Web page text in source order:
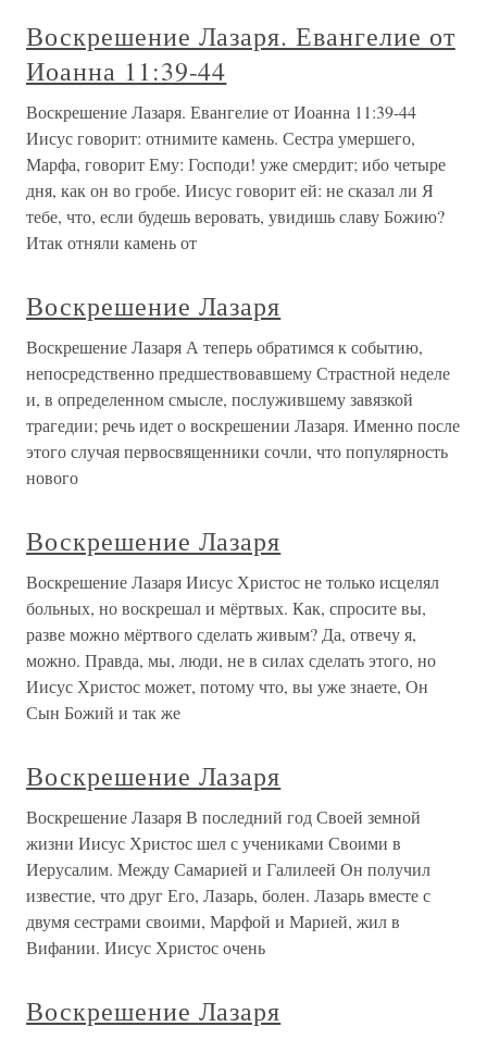
Воскрешение Лазаря. Евангелие от
Иоанна 11:39-44
Воскрешение Лазаря. Евангелие от Иоанна 11:39-44
Иисус говорит: отнимите камень. Сестра умершего,
Марфа, говорит Ему: Господи! уже смердит; ибо четыре
дня, как он во гробе. Иисус говорит ей: не сказал ли Я
тебе, что, если будешь веровать, увидишь славу Божию?
Итак отняли камень от
Воскрешение Лазаря
Воскрешение Лазаря А теперь обратимся к событию,
непосредственно предшествовавшему Страстной неделе
и, в определенном смысле, послужившему завязкой
трагедии; речь идет о воскрешении Лазаря. Именно после
этого случая первосвященники сочли, что популярность
нового
Воскрешение Лазаря
Воскрешение Лазаря Иисус Христос не только исцелял
больных, но воскрешал и мёртвых. Как, спросите вы,
разве можно мёртвого сделать живым? Да, отвечу я,
можно. Правда, мы, люди, не в силах сделать этого, но
Иисус Христос может, потому что, вы уже знаете, Он
Сын Божий и так же
Воскрешение Лазаря
Воскрешение Лазаря В последний год Своей земной
жизни Иисус Христос шел с учениками Своими в
Иерусалим. Между Самарией и Галилеей Он получил
известие, что друг Его, Лазарь, болен. Лазарь вместе с
двумя сестрами своими, Марфой и Марией, жил в
Вифании. Иисус Христос очень
Воскрешение Лазаря